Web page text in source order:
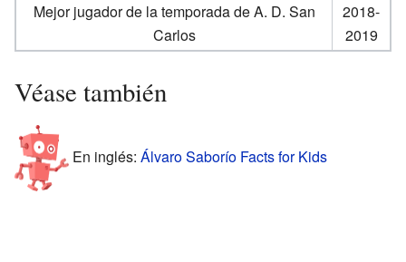
Mejor jugador de la temporada de A. D. San
Carlos
2018-
2019
Véase también
En inglés: Álvaro Saborío Facts for Kids